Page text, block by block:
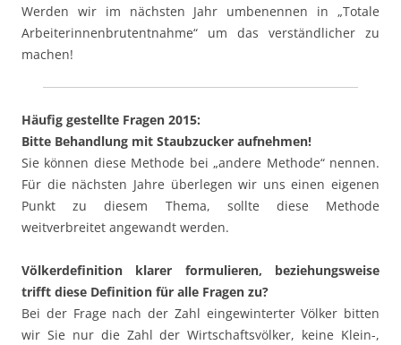
Werden wir im nächsten Jahr umbenennen in „Totale
Arbeiterinnenbrutentnahme“ um das verständlicher zu
machen!
Häufig gestellte Fragen 2015:
Bitte Behandlung mit Staubzucker aufnehmen!
Sie können diese Methode bei „andere Methode“ nennen.
Für die nächsten Jahre überlegen wir uns einen eigenen
Punkt zu diesem Thema, sollte diese Methode
weitverbreitet angewandt werden.
Völkerdefinition klarer formulieren, beziehungsweise
trifft diese Definition für alle Fragen zu?
Bei der Frage nach der Zahl eingewinterter Völker bitten
wir Sie nur die Zahl der Wirtschaftsvölker, keine Klein-,